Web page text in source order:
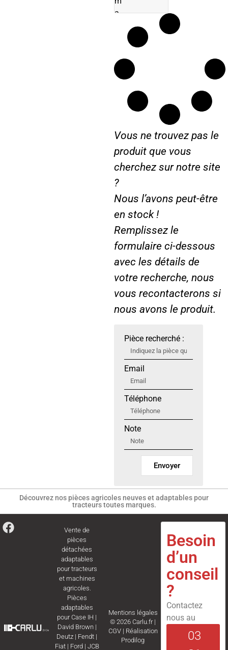
a
g
e
D
3
2
4
D
4
9
Vous ne trouvez pas le
produit que vous
cherchez sur notre site
?
Nous l’avons peut-être
en stock !
Remplissez le
formulaire ci-dessous
avec les détails de
votre recherche, nous
vous recontacterons si
nous avons le produit.
Pièce recherché :
Email
Téléphone
Note
Envoyer
Découvrez nos pièces agricoles neuves et adaptables pour
tracteurs toutes marques.
Vente de
pièces
détachées
adaptables
pour tracteurs
et machines
agricoles.
Pièces
adaptables
pourCase IH |
David Brown|
Deutz | Fendt |
Fiat| Ford | JCB
Mentions légales
© 2026 Carlu.fr |
CGV| Réalisation
Prodilog
Besoin
d’un
conseil
?
Contactez
nous au
03